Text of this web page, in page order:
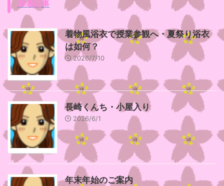
新着記事
着物風浴衣で授業参観へ・夏祭り浴衣
は如何？
2026/7/10
長崎くんち・小屋入り
2026/6/1
年末年始のご案内